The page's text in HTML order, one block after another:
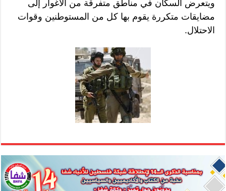
ويتعرض السكان في مناطق متفرقة من الأغوار إلى
مضايقات متكررة يقوم بها كل من المستوطنين وقوات
الاحتلال.